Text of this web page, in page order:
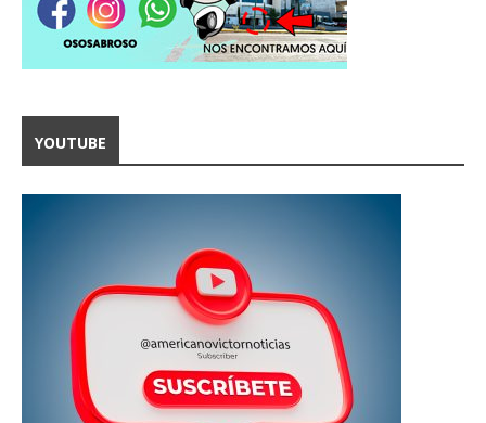
YOUTUBE